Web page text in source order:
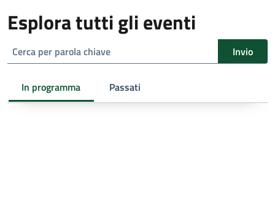
Esplora tutti gli eventi
cerca Invio
eventi
In programma eventi
Passati